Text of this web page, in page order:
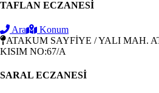
TAFLAN ECZANESİ
Ara
Konum
ATAKUM SAYFİYE / YALI MAH.
KISIM NO:67/A
SARAL ECZANESİ